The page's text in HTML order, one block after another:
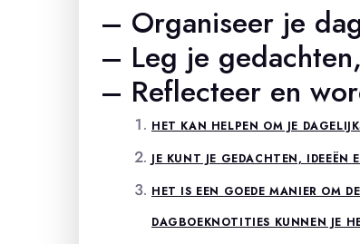
– Organiseer je
– Leg je
– Reflecteer en
HET KAN HELPEN OM JE
JE KUNT JE GEDACHTEN, IDEEËN
HET IS EEN GOEDE MANIER OM
DAGBOEKNOTITIES KUNNEN JE